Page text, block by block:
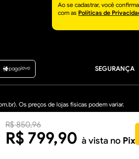
R$ 850,96
R$ 799,90 à vista no Pix
Ao se cadastrar, você
com as Políticas de
SEGURANÇA
Os preços de lojas físicas podem variar.
Industrial - Governador Valadares/MG, CEP: